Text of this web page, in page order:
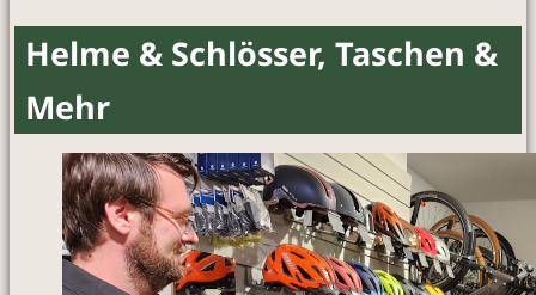
Helme & Schlösser, Taschen &
Mehr